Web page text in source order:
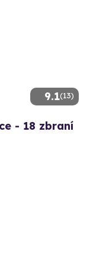
9.1(13)
- 18 zbraní